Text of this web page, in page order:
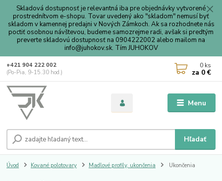
Skladová dostupnosť je relevantná iba pre objednávky vytvorené
prostrednítvom e-shopu. Tovar uvedený ako "skladom" nemusí byť
skladom v kamennej predajni v Nových Zámkoch. Ak sa rozhodnete nás
poctiť osobnou návštevou, budeme samozrejme radi, avšak si predtým
preverte skladovú dostupnosť na 0904222002 alebo mailom na
info@juhokov.sk. Tím JUHOKOV
Menu
Hľadať
+421 904 222 002
(Po-Pia, 9-15.30 hod.)
0 ks
za 0 €
Úvod Kované polotovary Madlové profily, ukončenia Ukončenia